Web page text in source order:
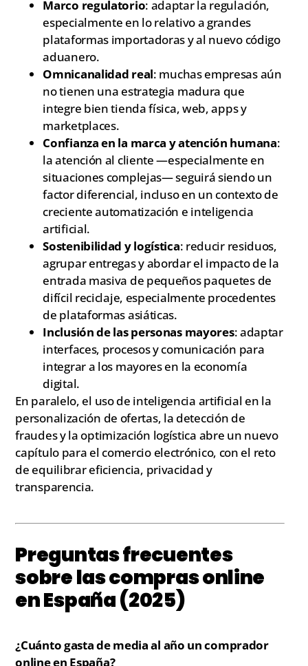
Marco regulatorio: adaptar la regulación,
especialmente en lo relativo a grandes
plataformas importadoras y al nuevo código
aduanero.
Omnicanalidad real: muchas empresas aún
no tienen una estrategia madura que
integre bien tienda física, web, apps y
marketplaces.
Confianza en la marca y atención humana:
la atención al cliente —especialmente en
situaciones complejas— seguirá siendo un
factor diferencial, incluso en un contexto de
creciente automatización e inteligencia
artificial.
Sostenibilidad y logística: reducir residuos,
agrupar entregas y abordar el impacto de la
entrada masiva de pequeños paquetes de
difícil reciclaje, especialmente procedentes
de plataformas asiáticas.
Inclusión de las personas mayores: adaptar
interfaces, procesos y comunicación para
integrar a los mayores en la economía
digital.
En paralelo, el uso de inteligencia artificial en la
personalización de ofertas, la detección de
fraudes y la optimización logística abre un nuevo
capítulo para el comercio electrónico, con el reto
de equilibrar eficiencia, privacidad y
transparencia.
Preguntas frecuentes
sobre las compras online
en España (2025)
¿Cuánto gasta de media al año un comprador
online en España?